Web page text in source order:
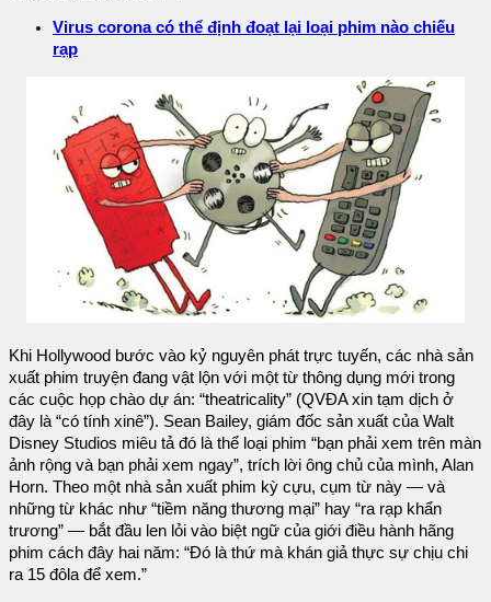
Virus corona có thể định đoạt lại loại phim nào chiếu
rạp
Khi Hollywood bước vào kỷ nguyên phát trực tuyến, các nhà sản
xuất phim truyện đang vật lộn với một từ thông dụng mới trong
các cuộc họp chào dự án: “theatricality” (QVĐA xin tạm dịch ở
đây là “có tính xinê”). Sean Bailey, giám đốc sản xuất của Walt
Disney Studios miêu tả đó là thể loại phim “bạn phải xem trên màn
ảnh rộng và bạn phải xem ngay”, trích lời ông chủ của mình, Alan
Horn. Theo một nhà sản xuất phim kỳ cựu, cụm từ này — và
những từ khác như “tiềm năng thương mại” hay “ra rạp khẩn
trương” — bắt đầu len lỏi vào biệt ngữ của giới điều hành hãng
phim cách đây hai năm: “Đó là thứ mà khán giả thực sự chịu chi
ra 15 đôla để xem.”